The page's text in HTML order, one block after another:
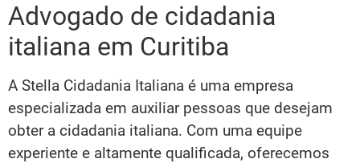
Advogado de cidadania
italiana em Curitiba
A Stella Cidadania Italiana é uma empresa
especializada em auxiliar pessoas que desejam
obter a cidadania italiana. Com uma equipe
experiente e altamente qualificada, oferecemos